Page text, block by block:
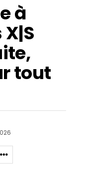
à
tout